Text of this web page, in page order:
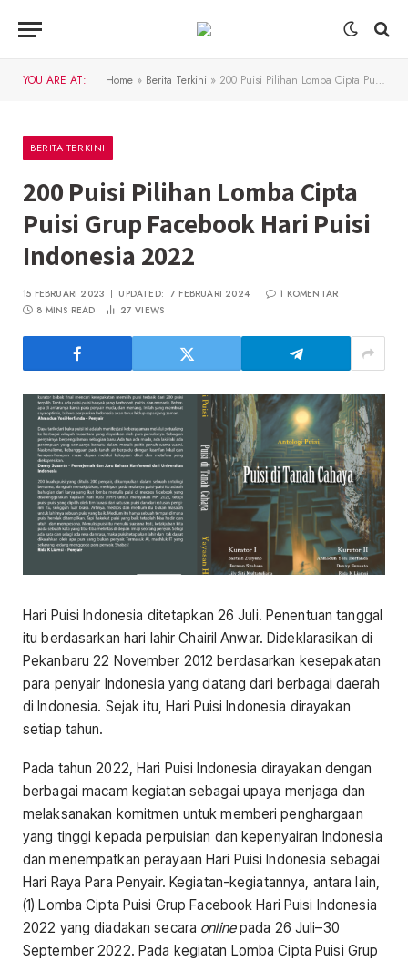
YOU ARE AT: Home » Berita Terkini » 200 Puisi Pilihan Lomba Cipta Puisi Grup Facebook Hari Puisi Indonesia 2022
BERITA TERKINI
200 Puisi Pilihan Lomba Cipta
Puisi Grup Facebook Hari Puisi
Indonesia 2022
15 FEBRUARI 2023 UPDATED: 7 FEBRUARI 2024
1 KOMENTAR
8 MINS READ
27VIEWS
Hari Puisi Indonesia ditetapkan 26 Juli. Penentuan tanggal
itu berdasarkan hari lahir Chairil Anwar. Dideklarasikan di
Pekanbaru 22 November 2012 berdasarkan kesepakatan
para penyair Indonesia yang datang dari berbagai daerah
di Indonesia. Sejak itu, Hari Puisi Indonesia dirayakan
setiap tahun.
Pada tahun 2022, Hari Puisi Indonesia dirayakan dengan
berbagai macam kegiatan sebagai upaya menjaga dan
melaksanakan komitmen untuk memberi penghargaan
yang tinggi kepada perpuisian dan kepenyairan Indonesia
dan menempatkan perayaan Hari Puisi Indonesia sebagai
Hari Raya Para Penyair. Kegiatan-kegiatannya, antara lain,
(1) Lomba Cipta Puisi Grup Facebook Hari Puisi Indonesia
2022 yang diadakan secara onlinepada 26 Juli–30
September 2022. Pada kegiatan Lomba Cipta Puisi Grup